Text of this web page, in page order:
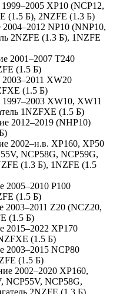
XP10 (NCP12,
(1.5 Б), 2NZFE (1.3 Б)
2004–2012 NP10 (NNP10,
2NZFE (1.3 Б), 1NZFE
2001–2007 T240
(1.5 Б)
2003–2011 XW20
(1.5 Б)
XW10, XW11
1NZFXE (1.5 Б)
2012–2019 (NHP10)
2002–н.в. XP160, XP50
NCP58G, NCP59G,
(1.3 Б), 1NZFE (1.5
2005–2010 P100
(1.5 Б)
2003–2011 Z20 (NCZ20,
(1.5 Б)
2015–2022 XP170
(1.5 Б)
2003–2015 NCP80
(1.5 Б)
2002–2020 XP160,
NCP55V, NCP58G,
2NZFE (1.3 Б),